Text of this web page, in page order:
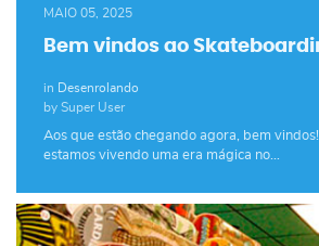
MAIO 05, 2025
Bem vindos ao
in Desenrolando
by Super User
Aos que estão chegando agora, bem
estamos vivendo uma era mágica no…